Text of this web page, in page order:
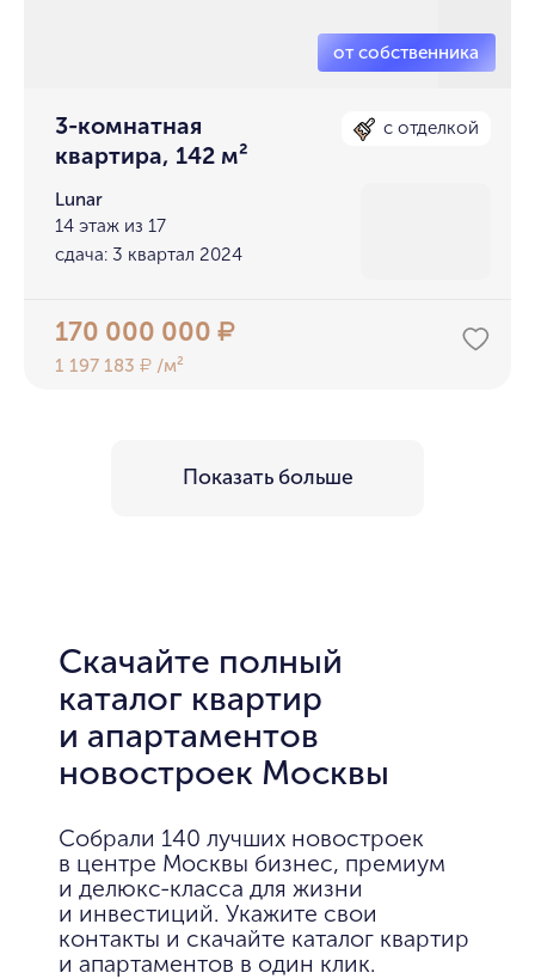
3-комнатная
квартира, 142 м²
с отделкой
Lunar
14 этаж из 17
сдача: 3 квартал 2024
170 000 000₽
1 197 183₽ /м²
Показать больше
Скачайте полный
каталог квартир
и апартаментов
новостроек Москвы
Собрали 140 лучших новостроек
в центре Москвы бизнес, премиум
и делюкс-класса для жизни
и инвестиций. Укажите свои
контакты и скачайте каталог квартир
и апартаментов в один клик.